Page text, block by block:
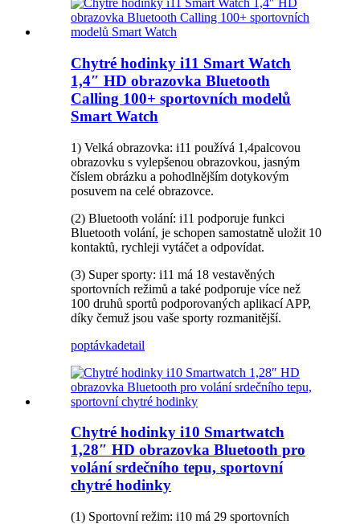
Chytré hodinky i11 Smart Watch
1,4″ HD obrazovka Bluetooth
Calling 100+ sportovních modelů
Smart Watch
1) Velká obrazovka: i11 používá 1,4palcovou
obrazovku s vylepšenou obrazovkou, jasným
číslem obrázku a pohodlnějším dotykovým
posuvem na celé obrazovce.
(2) Bluetooth volání: i11 podporuje funkci
Bluetooth volání, je schopen samostatně uložit 10
kontaktů, rychleji vytáčet a odpovídat.
(3) Super sporty: i11 má 18 vestavěných
sportovních režimů a také podporuje více než
100 druhů sportů podporovaných aplikací APP,
díky čemuž jsou vaše sporty rozmanitější.
poptávkadetail
Chytré hodinky i10 Smartwatch
1,28″ HD obrazovka Bluetooth pro
volání srdečního tepu, sportovní
chytré hodinky
(1) Sportovní režim: i10 má 29 sportovních